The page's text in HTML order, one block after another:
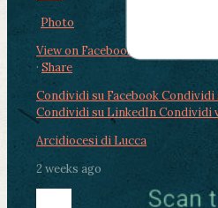
Photo
View on Facebook
· Share
Condividi su Facebook
Condividi su LinkedInCondividi
Arcidiocesi di Lucca
2 weeks ago